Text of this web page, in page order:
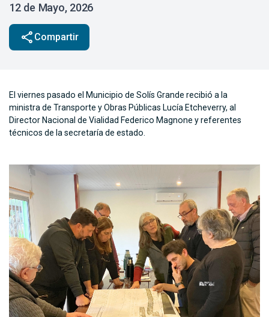
12 de Mayo, 2026
share Compartir
El viernes pasado el Municipio de Solís Grande recibió a la
ministra de Transporte y Obras Públicas Lucía Etcheverry, al
Director Nacional de Vialidad Federico Magnone y referentes
técnicos de la secretaría de estado.